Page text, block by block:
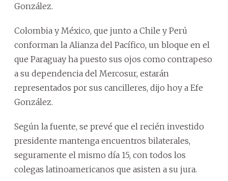
González.
Colombia y México, que junto a Chile y Perú
conforman la Alianza del Pacífico, un bloque en el
que Paraguay ha puesto sus ojos como contrapeso
a su dependencia del Mercosur, estarán
representados por sus cancilleres, dijo hoy a Efe
González.
Según la fuente, se prevé que el recién investido
presidente mantenga encuentros bilaterales,
seguramente el mismo día 15, con todos los
colegas latinoamericanos que asisten a su jura.